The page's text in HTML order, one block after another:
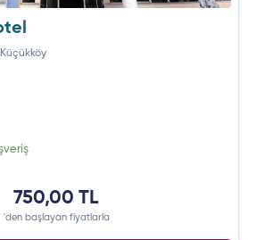
750,00 TL
'den başlayan fiyatlarla